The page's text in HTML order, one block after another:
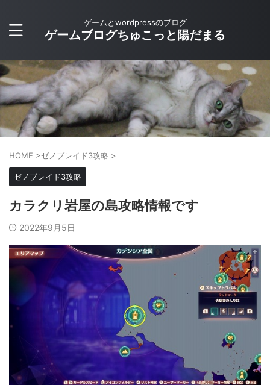
ゲームとwordpressのブログ
ゲームブログちゅこっと陽だまる
HOME >ゼノブレイド3攻略 >
ゼノブレイド3攻略
カラクリ岩屋の島攻略情報です
2022年9月5日